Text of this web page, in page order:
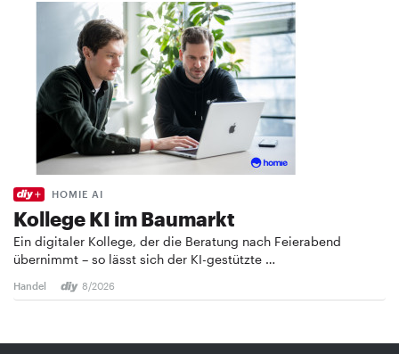
HOMIE AI
Kollege KI im Baumarkt
Ein digitaler Kollege, der die Beratung nach Feierabend
übernimmt – so lässt sich der KI-gestützte …
Handel 8/2026